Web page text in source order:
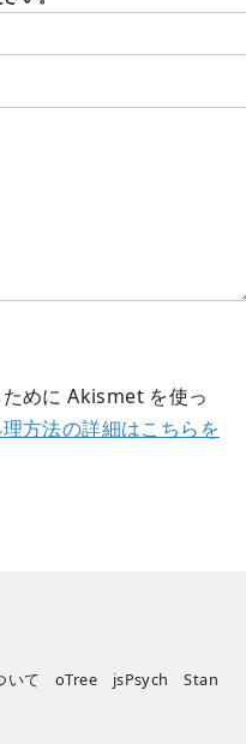
めに Akismet を使っ
方法の詳細はこちらを
いて oTree jsPsych
Stan